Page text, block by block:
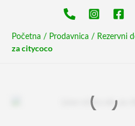
Početna / Prodavnica / Rezervni
za citycoco